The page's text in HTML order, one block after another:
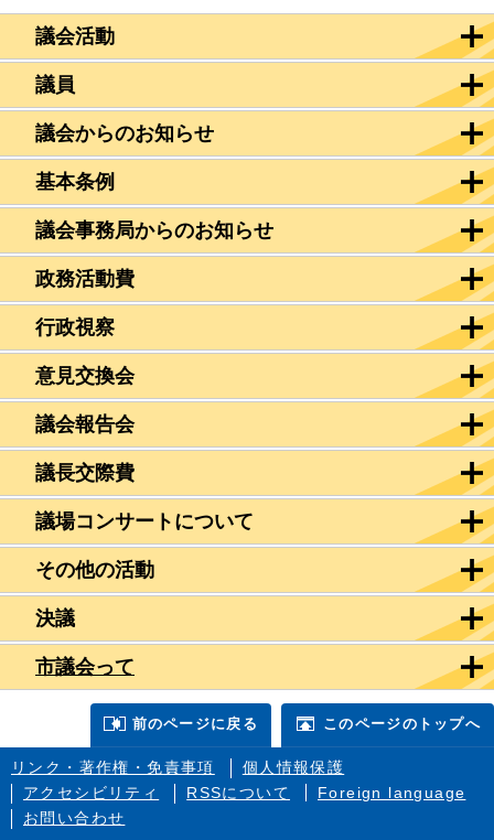
議会活動
議員
議会からのお知らせ
基本条例
議会事務局からのお知らせ
政務活動費
行政視察
意見交換会
議会報告会
議長交際費
議場コンサートについて
その他の活動
決議
市議会って
前のページに戻る このページのトップへ
リンク・著作権・免責事項
個人情報保護
アクセシビリティ
RSSについて
Foreign language
お問い合わせ